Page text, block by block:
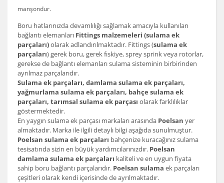
manşondur.
Boru hatlarınızda devamlılığı sağlamak amacıyla kullanılan
bağlantı elemanları Fittings malzemeleri (sulama ek
parçaları)olarak adlandırılmaktadır. Fittings (sulama ek
parçaları) gerek boru, gerek fıskiye, sprey sprink veya rotorlar,
gerekse de bağlantı elemanları sulama sisteminin birbirinden
ayrılmaz parçalarıdır.
Sulama ek parçaları, damlama sulama ek parçaları,
yağmurlama sulama ek parçaları, bahçe sulama ek
parçaları, tarımsal sulama ek parçası olarak farklılıklar
göstermektedir.
En yaygın sulama ek parçası markaları arasında Poelsan yer
almaktadır. Marka ile ilgili detaylı bilgi aşağıda sunulmuştur.
Poelsan sulama ek parçaları bahçenize kuracağınız sulama
tesisatında sizin en büyük yardımcılarınızdır. Poelsan
damlama sulama ek parçaları kaliteli ve en uygun fiyata
sahip boru bağlantı parçalarıdır. Poelsan sulama ek parçaları
çeşitleri olarak kendi içerisinde de ayrılmaktadır.